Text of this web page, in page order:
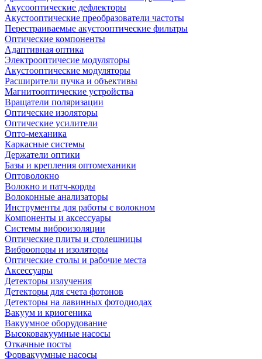
Акусооптические дефлекторы
Акустооптические преобразователи частоты
Перестраиваемые акустооптические фильтры
Оптические компоненты
Адаптивная оптика
Электрооптичесие модуляторы
Акустооптические модуляторы
Расширители пучка и объективы
Магнитооптические устройства
Вращатели поляризации
Оптические изоляторы
Оптические усилители
Опто-механика
Каркасные системы
Держатели оптики
Базы и крепления оптомеханики
Оптоволокно
Волокно и патч-корды
Волоконные анализаторы
Инструменты для работы с волокном
Компоненты и аксессуары
Системы виброизоляции
Оптические плиты и столешницы
Виброопоры и изоляторы
Оптические столы и рабочие места
Аксессуары
Детекторы излучения
Детекторы для счета фотонов
Детекторы на лавинных фотодиодах
Вакуум и криогеника
Вакуумное оборудование
Высоковакуумные насосы
Откачные посты
Форвакуумные насосы